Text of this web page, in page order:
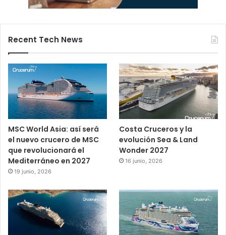
Recent Tech News
MSC World Asia: así será
el nuevo crucero de MSC
que revolucionará el
Mediterráneo en 2027
19 junio, 2026
Costa Cruceros y la
evolución Sea & Land
Wonder 2027
16 junio, 2026